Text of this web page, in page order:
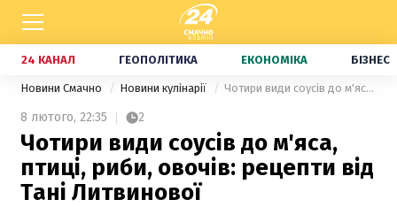
24 КАНАЛ ГЕОПОЛІТИКА ЕКОНОМІКА БІЗНЕС
Новини Смачно Новини кулінарії Чотири види соусів до м'яса, птиці, риби, овочів: рецепти від Тані Литвинової
8 лютого, 22:35 2
Чотири види соусів до м'яса,
птиці, риби, овочів: рецепти від
Тані Литвинової